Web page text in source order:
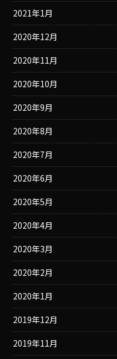
2021年1月
2020年12月
2020年11月
2020年10月
2020年9月
2020年8月
2020年7月
2020年6月
2020年5月
2020年4月
2020年3月
2020年2月
2020年1月
2019年12月
2019年11月